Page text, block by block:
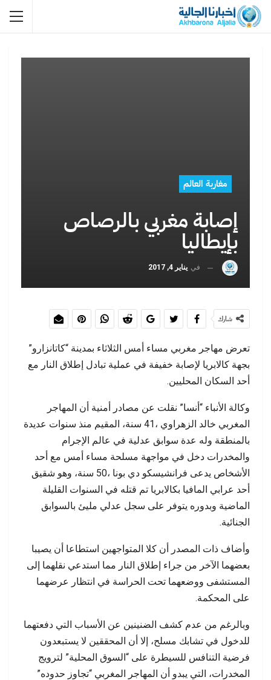
مغاربة العالم
إصابة مغربي بالرصاص
بإيطاليا
في يناير 4, 2017
شارك
تعرض مهاجر مغربي مساء أمس الثلاثاء بمدينة “كاتانزارو”
بجهة كالابريا لإصابة خفيفة في عملية تبادل إطلاق النار مع
أحد السكان المحليين.
وكالة الأنباء “أنسا” نقلت عن مصادر أمنية أن المهاجر
المغربي خالد الزهراوي ،41 سنة، المقيم منذ سنوات عديدة
بالمنطقة وله عدة سوابق عدلية في عالم الإجرام
والمخدرات دخل في مواجهة مسلحة مساء أمس مع أحد
الأشخاص يدعى فرانشيسكو دي بونا ،50 سنة، وهو شقيق
أحد عرابي المافيا بكالابريا تم قتله في السنوات القليلة
الماضية وبدوره يتوفر على سجل عدلي مليئ بالسوابق
الجنائية.
وأضاف ذات المصدر أن كلا المتواجهين استطاعا أن يصيبا
بعضهما الآخر من جراء إطلاق النار مما استدعي نقلهما إلى
المستشفى ووضعهما تحت الحراسة في انتظار عرضهما
على المحكمة.
وبالرغم من عدم كشف الضنينين عن الأسباب التي دفعتهما
للدخول في تشابك مسلح، إلا أن المحققين لا يستبعدون
فرضية التنافس للسيطرة على “السوق المحلية” لترويج
المخدرات، التي يبدو أن المهاجر المغربي “تجاوز حدوده”